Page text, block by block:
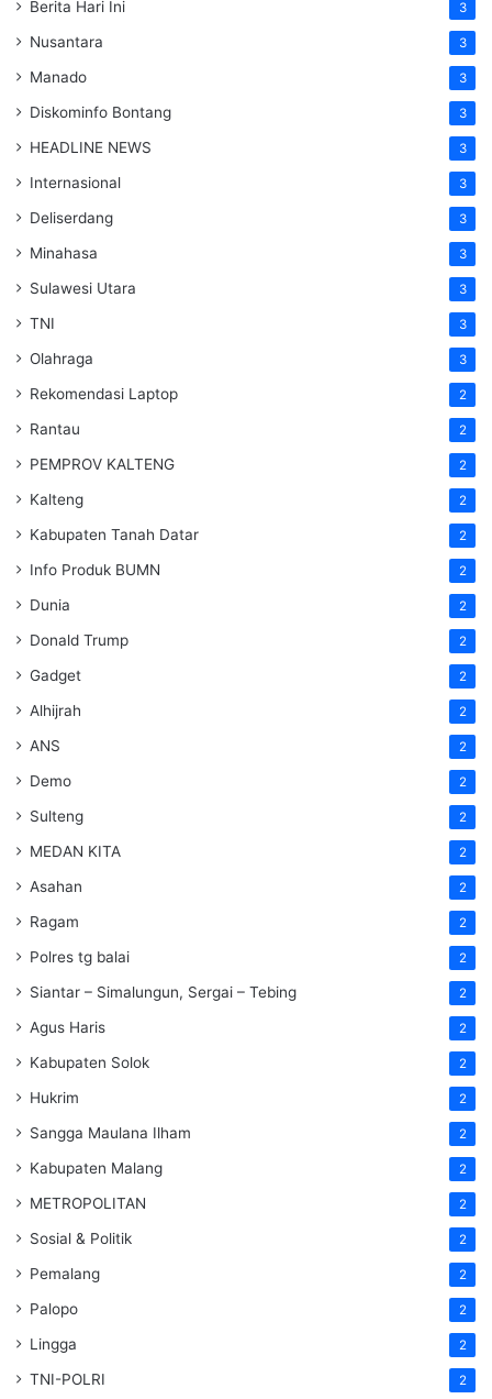
Berita Hari Ini 3
Nusantara 3
Manado 3
Diskominfo Bontang 3
HEADLINE NEWS 3
Internasional 3
Deliserdang 3
Minahasa 3
Sulawesi Utara 3
TNI 3
Olahraga 3
Rekomendasi Laptop 2
Rantau 2
PEMPROV KALTENG 2
Kalteng 2
Kabupaten Tanah Datar 2
Info Produk BUMN 2
Dunia 2
Donald Trump 2
Gadget 2
Alhijrah 2
ANS 2
Demo 2
Sulteng 2
MEDAN KITA 2
Asahan 2
Ragam 2
Polres tg balai 2
Siantar – Simalungun, Sergai – Tebing 2
Agus Haris 2
Kabupaten Solok 2
Hukrim 2
Sangga Maulana Ilham 2
Kabupaten Malang 2
METROPOLITAN 2
Sosial & Politik 2
Pemalang 2
Palopo 2
Lingga 2
TNI-POLRI 2